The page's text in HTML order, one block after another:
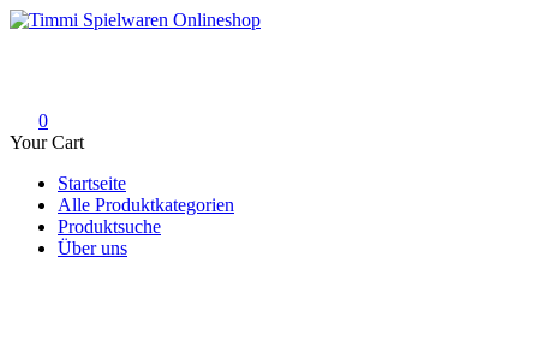
Skip
0
Your Cart
Startseite
Alle Produktkategorien
Produktsuche
Über uns